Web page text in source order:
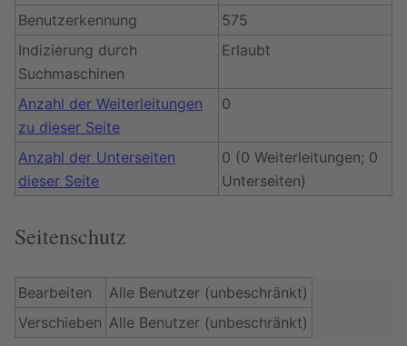
Benutzerkennung
575
Indizierung durch
Suchmaschinen
Erlaubt
Anzahl der Weiterleitungen
zu dieser Seite
0
Anzahl der Unterseiten
dieser Seite
0 (0 Weiterleitungen; 0
Unterseiten)
Seitenschutz
Bearbeiten
Alle Benutzer (unbeschränkt)
Verschieben Alle Benutzer (unbeschränkt)